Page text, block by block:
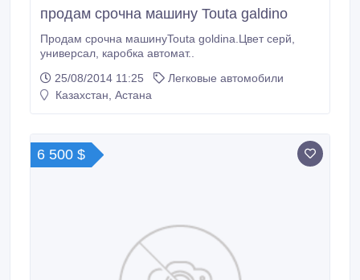
продам срочна машину Touta galdino
Продам срочна машинуTouta goldina.Цвет серй,
универсал, каробка автомат..
25/08/2014 11:25
Легковые автомобили
Казахстан, Астана
6 500 $